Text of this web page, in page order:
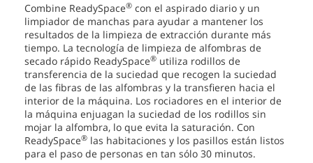
Combine ReadySpace® con el aspirado diario y un
limpiador de manchas para ayudar a mantener los
resultados de la limpieza de extracción durante más
tiempo. La tecnología de limpieza de alfombras de
secado rápido ReadySpace® utiliza rodillos de
transferencia de la suciedad que recogen la suciedad
de las fibras de las alfombras y la transfieren hacia el
interior de la máquina. Los rociadores en el interior de
la máquina enjuagan la suciedad de los rodillos sin
mojar la alfombra, lo que evita la saturación. Con
ReadySpace® las habitaciones y los pasillos están listos
para el paso de personas en tan sólo 30 minutos.